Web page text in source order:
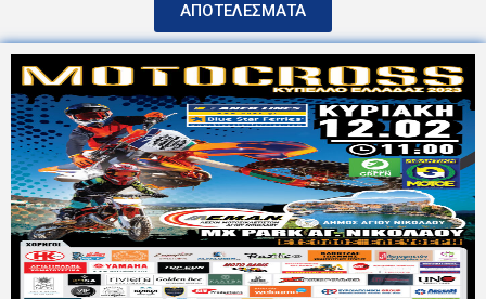
ΑΠΟΤΕΛΕΣΜΑΤΑ